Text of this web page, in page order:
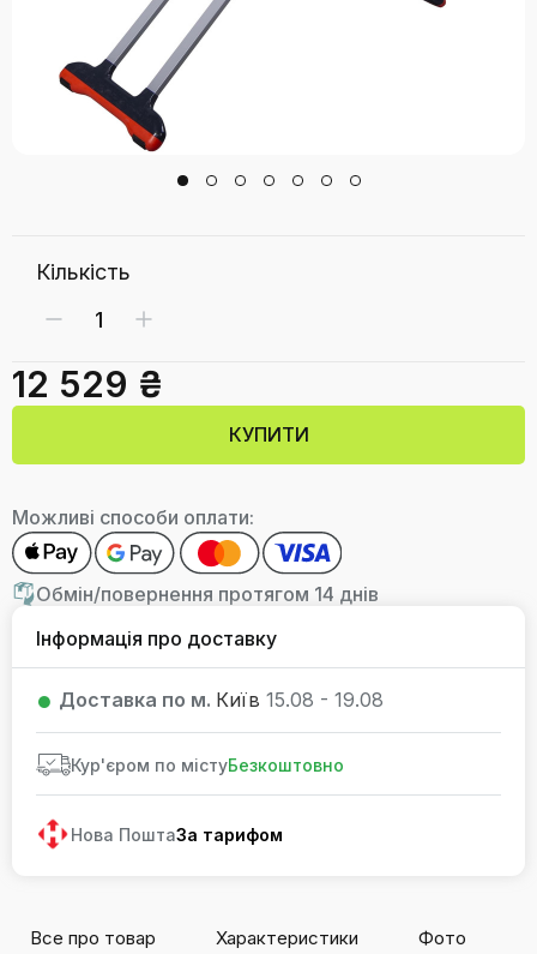
Кількість
12 529 ₴
КУПИТИ
Можливі способи оплати:
Обмін/повернення протягом 14 днів
Інформація про доставку
Доставка по м. Київ 15.08 - 19.08
Кур'єром по містуБезкоштовно
Нова ПоштаЗа тарифом
Все про товар Характеристики Фото